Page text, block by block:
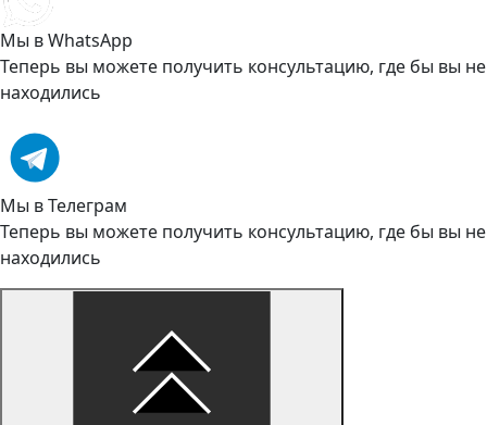
Мы в WhatsApp
Теперь вы можете получить консультацию, где бы вы не
находились
Мы в Телеграм
Теперь вы можете получить консультацию, где бы вы не
находились